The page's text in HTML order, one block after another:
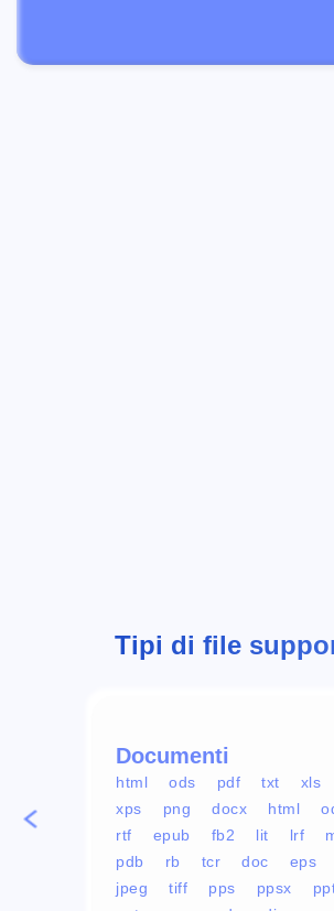
Tipi di file
Documenti
html ods pdf txt xls
xps
png docx html
rtf
epub fb2 lit lrf
pdb
rb tcr doc eps
jpeg
tiff pps ppsx